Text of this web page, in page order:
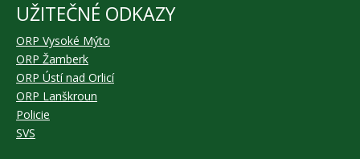
UŽITEČNÉ ODKAZY
ORP Vysoké Mýto
ORP Žamberk
ORP Ústí nad Orlicí
ORP Lanškroun
Policie
SVS